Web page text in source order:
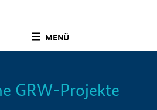
MENÜ
Info
GRW-Projekte